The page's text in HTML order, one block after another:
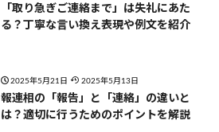
「取り急ぎご連絡まで」は失礼にあた
る？丁寧な言い換え表現や例文を紹介
2025年5月21日 2025年5月13日
報連相の「報告」と「連絡」の違いと
は？適切に行うためのポイントを解説